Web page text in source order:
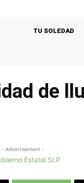
TU SOLEDAD
de
- Advertisement -